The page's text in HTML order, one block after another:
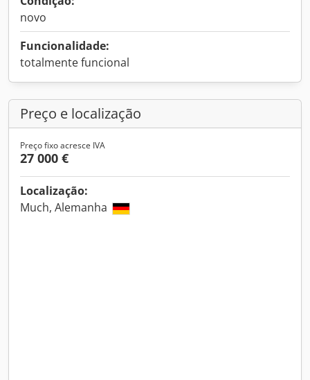
novo
Funcionalidade:
totalmente funcional
Preço e localização
Preço fixo acresce IVA
27 000 €
Localização:
Much, Alemanha